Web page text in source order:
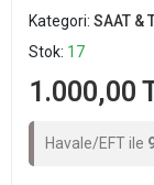
Kategori: SAAT &
Stok: 17
1.000,00
Havale/EFT ile